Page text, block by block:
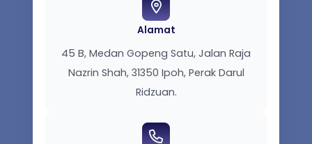
Alamat
45 B, Medan Gopeng Satu, Jalan Raja
Nazrin Shah, 31350 Ipoh, Perak Darul
Ridzuan.